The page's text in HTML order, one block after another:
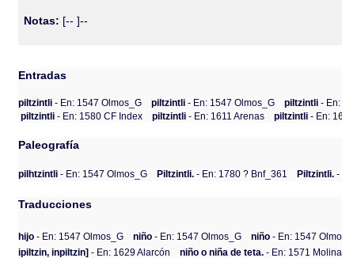
Notas: [-- ]--
Entradas
piltzintli- En: 1547 Olmos_G piltzintli- En: 1547 Olmos_G piltzintli-
piltzintli- En: 1580 CF Index piltzintli- En: 1611 Arenas piltzintli- En:
Paleografía
pilhtzintli - En: 1547 Olmos_G Piltzintli. - En: 1780 ? Bnf_361 Piltzintli. -
Traducciones
hijo - En: 1547 Olmos_G niño - En: 1547 Olmos_G niño - En: 1547
ipiltzin, inpiltzin] - En: 1629 Alarcón niño o niña de teta. - En: 1571 Molina